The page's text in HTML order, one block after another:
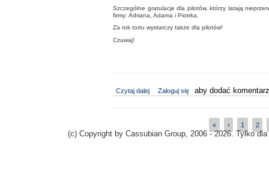
Szczególne gratulacje dla pilotów, którzy latają
firmy: Adriana, Adama i Piotrka.
Za rok tortu wystarczy także dla pilotów!
Czuwaj!
Czytaj dalej wpis 9 urodziny Cassubiana
Zaloguj się aby dodać
Strony
« ‹ 1 2
(c) Copyright by Cassubian Group, 2006 - 2026. Tylko